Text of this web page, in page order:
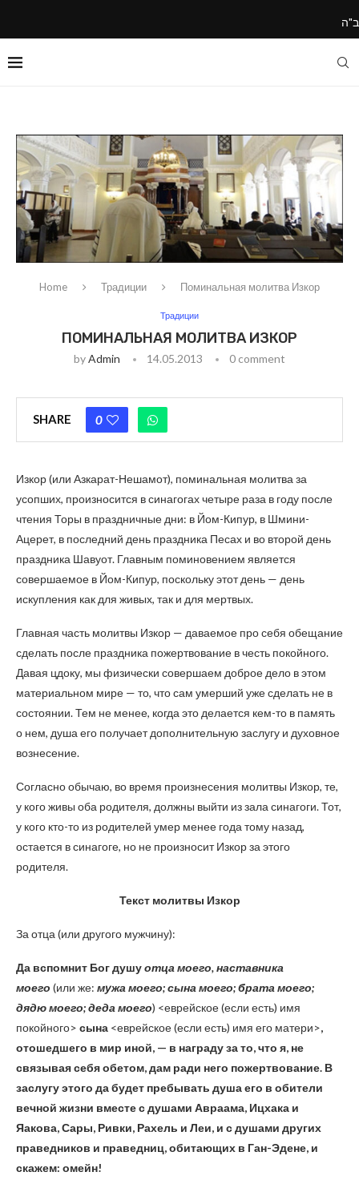
ב"ה
Home Традиции Поминальная молитва Изкор
Традиции
ПОМИНАЛЬНАЯ МОЛИТВА ИЗКОР
byAdmin 14.05.2013 0 comment
SHARE 0
Изкор (или Азкарат-Нешамот), поминальная молитва за
усопших, произносится в синагогах четыре раза в году после
чтения Торы в праздничные дни: в Йом-Кипур, в Шмини-
Ацерет, в последний день праздника Песах и во второй день
праздника Шавуот. Главным поминовением является
совершаемое в Йом-Кипур, поскольку этот день — день
искупления как для живых, так и для мертвых.
Главная часть молитвы Изкор — даваемое про себя обещание
сделать после праздника пожертвование в честь покойного.
Давая цдоку, мы физически совершаем доброе дело в этом
материальном мире — то, что сам умерший уже сделать не в
состоянии. Тем не менее, когда это делается кем-то в память
о нем, душа его получает дополнительную заслугу и духовное
вознесение.
Согласно обычаю, во время произнесения молитвы Изкор, те,
у кого живы оба родителя, должны выйти из зала синагоги. Тот,
у кого кто-то из родителей умер менее года тому назад,
остается в синагоге, но не произносит Изкор за этого
родителя.
Текст молитвы Изкор
За отца (или другого мужчину):
Да вспомнит Бог душуотца моего, наставника
моего (или же: мужа моего; сына моего; брата моего;
дядю моего; деда моего) <еврейское (если есть) имя
покойного> сына <еврейское (если есть) имя его матери>,
отошедшего в мир иной, — в награду за то, что я, не
связывая себя обетом, дам ради него пожертвование. В
заслугу этого да будет пребывать душа его в обители
вечной жизни вместе с душами Авраама, Ицхака и
Яакова, Сары, Ривки, Рахель и Леи, и с душами других
праведников и праведниц, обитающих в Ган-Эдене, и
скажем: омейн!